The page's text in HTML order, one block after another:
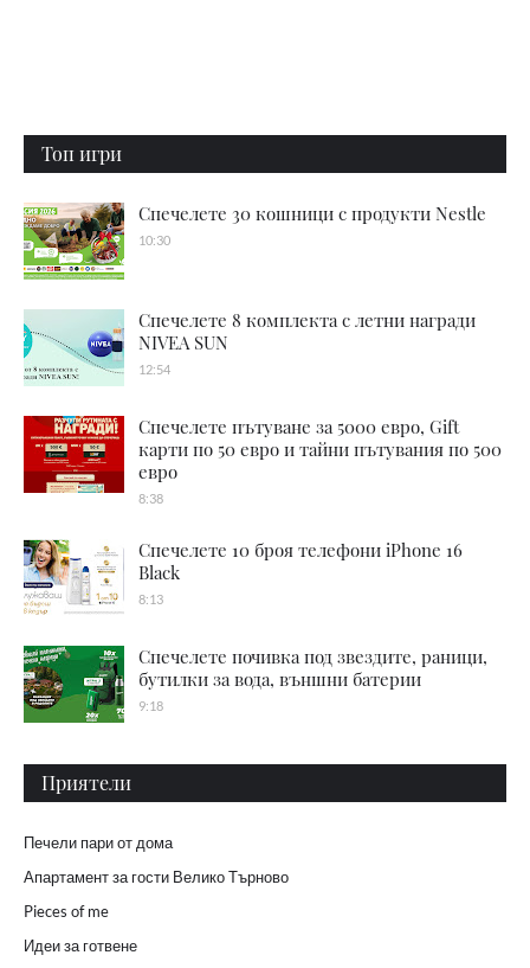
Топ игри
Спечелете 30 кошници с продукти Nestle
10:30
Спечелете 8 комплекта с летни награди
NIVEA SUN
12:54
Спечелете пътуване за 5000 евро, Gift
карти по 50 евро и тайни пътувания по 500
евро
8:38
Спечелете 10 броя телефони iPhone 16
Black
8:13
Спечелете почивка под звездите, раници,
бутилки за вода, външни батерии
9:18
Приятели
Печели пари от дома
Апартамент за гости Велико Търново
Pieces of me
Идеи за готвене